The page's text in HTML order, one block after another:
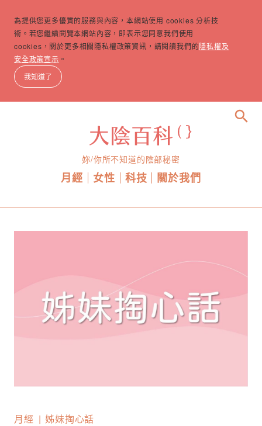
為提供您更多優質的服務與內容，本網站使用 cookies 分析技
術。若您繼續閱覽本網站內容，即表示您同意我們使用
cookies，關於更多相關隱私權政策資訊，請閱讀我們的隱私權及
安全政策宣示 。
我知道了
妳/你所不知道的陰部秘密
月經 女性 科技 關於我們
search
月經 姊妹掏心話